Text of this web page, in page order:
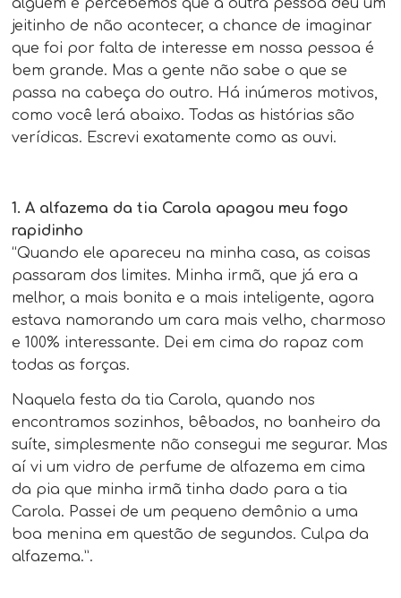
alguém e percebemos que a outra pessoa deu um
jeitinho de não acontecer, a chance de imaginar
que foi por falta de interesse em nossa pessoa é
bem grande. Mas a gente não sabe o que se
passa na cabeça do outro. Há inúmeros motivos,
como você lerá abaixo. Todas as histórias são
verídicas. Escrevi exatamente como as ouvi.
1. A alfazema da tia Carola apagou meu fogo
rapidinho
“Quando ele apareceu na minha casa, as coisas
passaram dos limites. Minha irmã, que já era a
melhor, a mais bonita e a mais inteligente, agora
estava namorando um cara mais velho, charmoso
e 100% interessante. Dei em cima do rapaz com
todas as forças.
Naquela festa da tia Carola, quando nos
encontramos sozinhos, bêbados, no banheiro da
suíte, simplesmente não consegui me segurar. Mas
aí vi um vidro de perfume de alfazema em cima
da pia que minha irmã tinha dado para a tia
Carola. Passei de um pequeno demônio a uma
boa menina em questão de segundos. Culpa da
alfazema.”.